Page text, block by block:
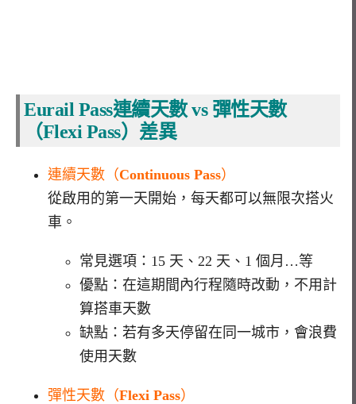
Eurail Pass連續天數vs 彈性天數
（Flexi Pass）差異
連續天數（Continuous Pass）
從啟用的第一天開始，每天都可以無限次搭火
車。
常見選項： 15 天、 22 天、 1 個月…等
優點：在這期間內行程隨時改動，不用計
算搭車天數
缺點：若有多天停留在同一城市，會浪費
使用天數
彈性天數（Flexi Pass）